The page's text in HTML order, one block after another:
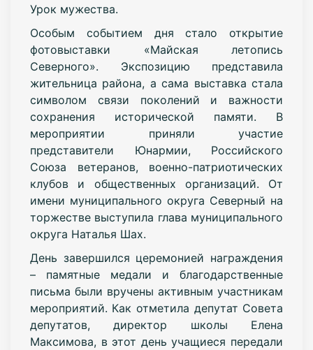
Урок мужества.
Особым событием дня стало открытие
фотовыставки «Майская летопись
Северного». Экспозицию представила
жительница района, а сама выставка стала
символом связи поколений и важности
сохранения исторической памяти. В
мероприятии приняли участие
представители Юнармии, Российского
Союза ветеранов, военно-патриотических
клубов и общественных организаций. От
имени муниципального округа Северный на
торжестве выступила глава муниципального
округа Наталья Шах.
День завершился церемонией награждения
– памятные медали и благодарственные
письма были вручены активным участникам
мероприятий. Как отметила депутат Совета
депутатов, директор школы Елена
Максимова, в этот день учащиеся передали